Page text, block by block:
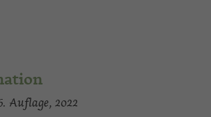
Auflage, 2022